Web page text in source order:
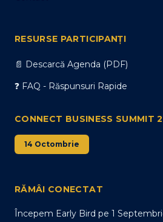
RESURSE PARTICIPANȚI
📄 Descarcă Agenda (PDF)
❓ FAQ - Răspunsuri Rapide
CONNECT BUSINESS SUMMIT
14 Octombrie
RĂMÂI CONECTAT
Începem Early Bird pe 1